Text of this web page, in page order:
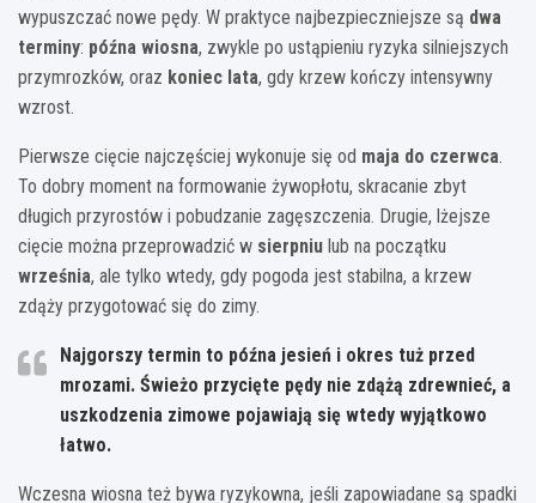
wypuszczać nowe pędy. W praktyce najbezpieczniejsze są dwa
terminy: późna wiosna, zwykle po ustąpieniu ryzyka silniejszych
przymrozków, oraz koniec lata, gdy krzew kończy intensywny
wzrost.
Pierwsze cięcie najczęściej wykonuje się od maja do czerwca.
To dobry moment na formowanie żywopłotu, skracanie zbyt
długich przyrostów i pobudzanie zagęszczenia. Drugie, lżejsze
cięcie można przeprowadzić w sierpniu lub na początku
września, ale tylko wtedy, gdy pogoda jest stabilna, a krzew
zdąży przygotować się do zimy.
Najgorszy termin to późna jesień i okres tuż przed
mrozami. Świeżo przycięte pędy nie zdążą zdrewnieć, a
uszkodzenia zimowe pojawiają się wtedy wyjątkowo
łatwo.
Wczesna wiosna też bywa ryzykowna, jeśli zapowiadane są spadki